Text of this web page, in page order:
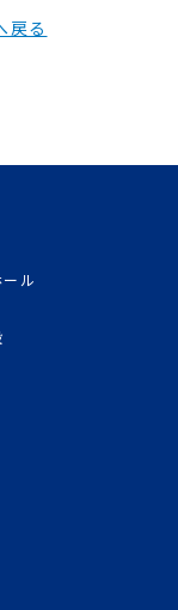
戻る
ル